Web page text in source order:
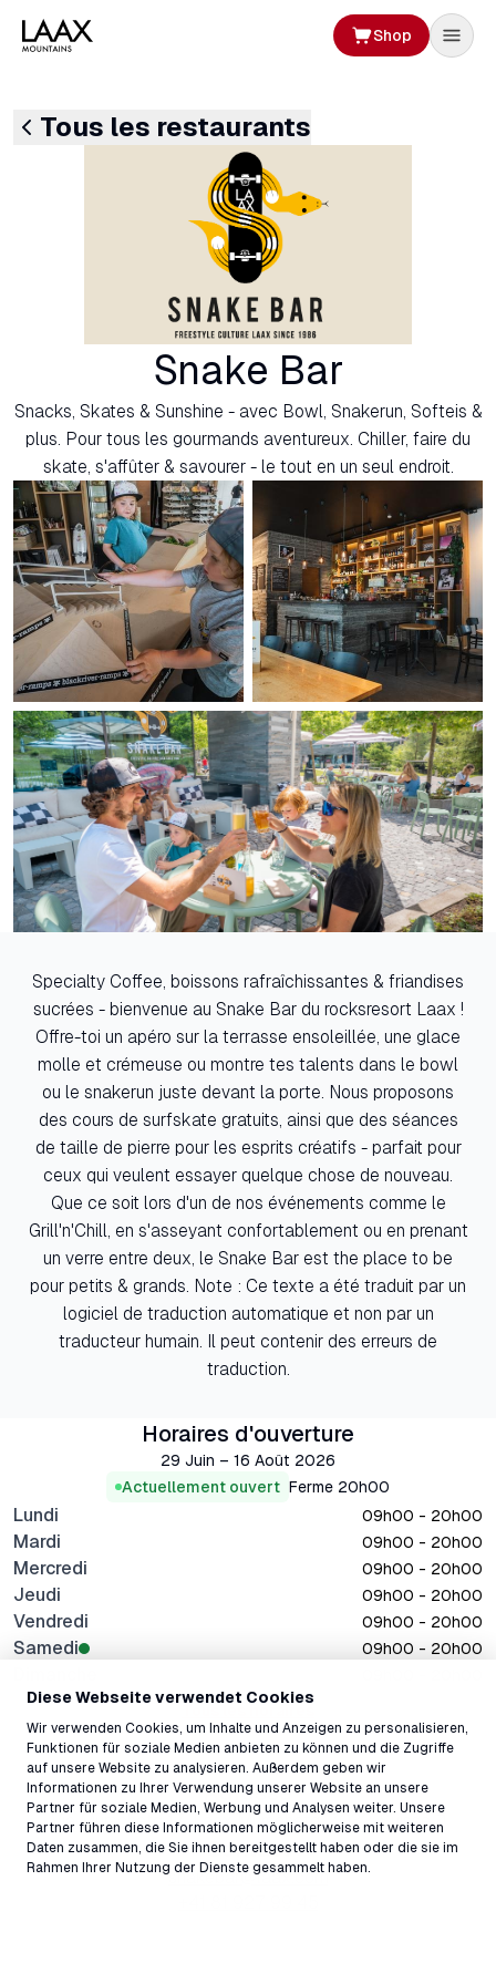
Diese Webseite verwendet Cookies
Wir verwenden Cookies, um Inhalte und Anzeigen zu personalisieren,
Funktionen für soziale Medien anbieten zu können und die Zugriffe
auf unsere Website zu analysieren. Außerdem geben wir
Informationen zu Ihrer Verwendung unserer Website an unsere
Partner für soziale Medien, Werbung und Analysen weiter. Unsere
Partner führen diese Informationen möglicherweise mit weiteren
Daten zusammen, die Sie ihnen bereitgestellt haben oder die sie im
Rahmen Ihrer Nutzung der Dienste gesammelt haben.
Shop
Tous les restaurants
Snake Bar
Snacks, Skates & Sunshine - avec Bowl, Snakerun, Softeis &
plus. Pour tous les gourmands aventureux. Chiller, faire du
skate, s'affûter & savourer - le tout en un seul endroit.
Specialty Coffee, boissons rafraîchissantes & friandises
sucrées - bienvenue au Snake Bar du rocksresort Laax !
Offre-toi un apéro sur la terrasse ensoleillée, une glace
molle et crémeuse ou montre tes talents dans le bowl
ou le snakerun juste devant la porte. Nous proposons
des cours de surfskate gratuits, ainsi que des séances
de taille de pierre pour les esprits créatifs - parfait pour
ceux qui veulent essayer quelque chose de nouveau.
Que ce soit lors d'un de nos événements comme le
Grill'n'Chill, en s'asseyant confortablement ou en prenant
un verre entre deux, le Snake Bar est the place to be
pour petits & grands. Note : Ce texte a été traduit par un
logiciel de traduction automatique et non par un
traducteur humain. Il peut contenir des erreurs de
traduction.
Horaires d'ouverture
29 Juin – 16 Août 2026
Actuellement ouvert Ferme 20h00
Lundi 09h00 - 20h00
Mardi 09h00 - 20h00
Mercredi 09h00 - 20h00
Jeudi 09h00 - 20h00
Vendredi 09h00 - 20h00
Samedi 09h00 - 20h00
Adresse
Via Murschetg 17, Laax Murschetg, 7032, Suisse ↗
Contact
snakebar@laax.com